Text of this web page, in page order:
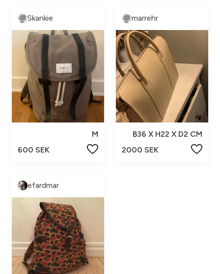
Skankie
M
600 SEK
marrehr
B36 X H22 X D2 CM
2000 SEK
efardmar